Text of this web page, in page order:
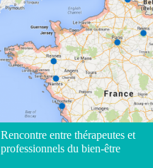
Rencontre entre thérapeutes et
professionnels du bien-être